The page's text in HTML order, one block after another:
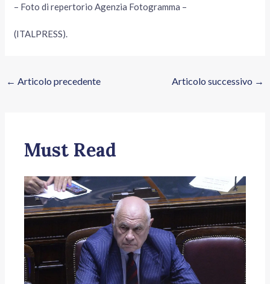
– Foto di repertorio Agenzia Fotogramma –
(ITALPRESS).
← Articolo precedente Articolo successivo →
Must Read